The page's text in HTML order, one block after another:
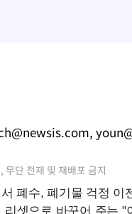
,
단 전재 및 재배포 금지